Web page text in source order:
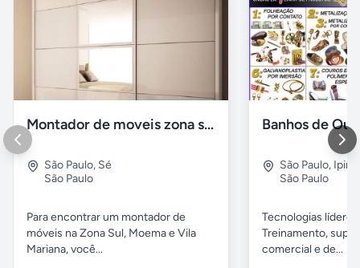
Montador de moveis zona sul moema, vila mariana
São Paulo, Sé
São Paulo
Para encontrar um montador de
móveis na Zona Sul, Moema e Vila
Mariana, você...
São Paulo,
São Paulo
Tecnologias
Treinamento,
comercial e de...